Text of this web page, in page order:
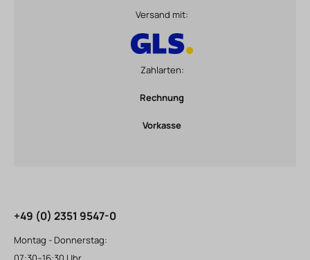
Versand mit:
Zahlarten:
Rechnung
Vorkasse
+49 (0) 2351 9547-0
Montag - Donnerstag: